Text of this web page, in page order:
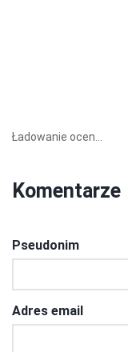
Ładowanie ocen...
Komentarze
Pseudonim
Adres email